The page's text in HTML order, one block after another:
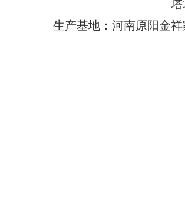
塔
生产基地：河南原阳金